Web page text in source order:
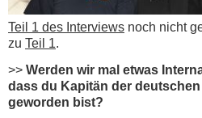
Teil 1 des Interviews noch nicht
zu Teil 1.
>> Werden wir mal etwas
dass du Kapitän der
geworden bist?